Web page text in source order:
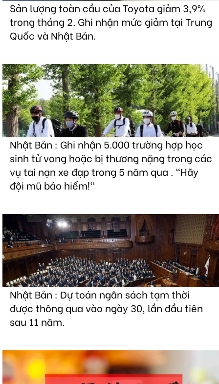
Sản lượng toàn cầu của Toyota giảm 3,9%
trong tháng 2. Ghi nhận mức giảm tại Trung
Quốc và Nhật Bản.
Nhật Bản : Ghi nhận 5.000 trường hợp học
sinh tử vong hoặc bị thương nặng trong các
vụ tai nạn xe đạp trong 5 năm qua . "Hãy
đội mũ bảo hiểm!"
Nhật Bản : Dự toán ngân sách tạm thời
được thông qua vào ngày 30, lần đầu tiên
sau 11 năm.